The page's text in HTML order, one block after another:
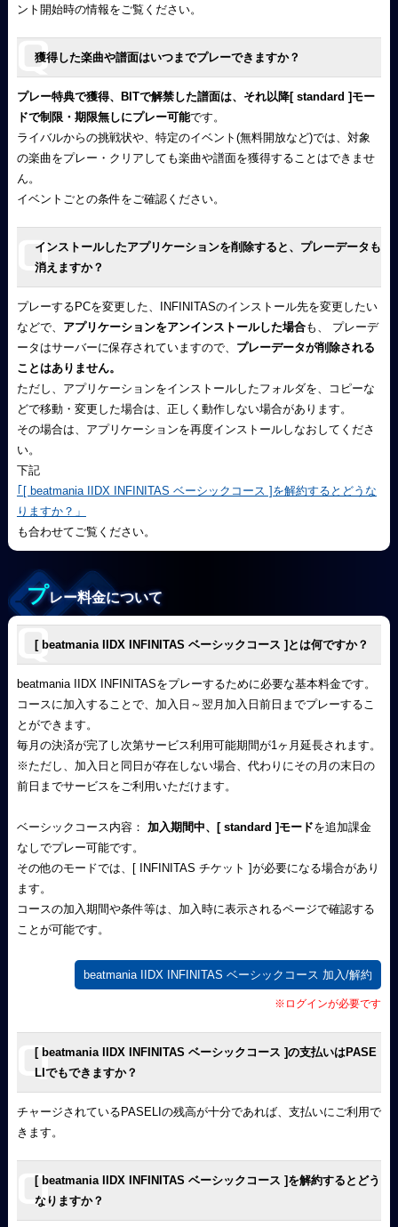
ント開始時の情報をご覧ください。
獲得した楽曲や譜面はいつまでプレーできますか？
プレー特典で獲得、BITで解禁した譜面は、それ以降[ standard ]モー
ドで制限・期限無しにプレー可能です。
ライバルからの挑戦状や、特定のイベント(無料開放など)では、対象
の楽曲をプレー・クリアしても楽曲や譜面を獲得することはできませ
ん。
イベントごとの条件をご確認ください。
インストールしたアプリケーションを削除すると、プレーデータも
消えますか？
プレーするPCを変更した、INFINITASのインストール先を変更したい
などで、 アプリケーションをアンインストールした場合も、 プレーデ
ータはサーバーに保存されていますので、 プレーデータが削除される
ことはありません。
ただし、アプリケーションをインストールしたフォルダを、コピーな
どで移動・変更した場合は、正しく動作しない場合があります。
その場合は、アプリケーションを再度インストールしなおしてくださ
い。
下記
｢[ beatmania IIDX INFINITAS ベーシックコース ]を解約するとどうな
りますか？」
も合わせてご覧ください。
プレー料金について
[ beatmania IIDX INFINITAS ベーシックコース ]とは何ですか？
beatmania IIDX INFINITASをプレーするために必要な基本料金です。
コースに加入することで、加入日～翌月加入日前日までプレーするこ
とができます。
毎月の決済が完了し次第サービス利用可能期間が1ヶ月延長されます。
※ただし、加入日と同日が存在しない場合、代わりにその月の末日の
前日までサービスをご利用いただけます。
ベーシックコース内容： 加入期間中、[ standard ]モードを追加課金
なしでプレー可能です。
その他のモードでは、[ INFINITAS チケット ]が必要になる場合があり
ます。
コースの加入期間や条件等は、加入時に表示されるページで確認する
ことが可能です。
beatmania IIDX INFINITAS ベーシックコース 加入/解約
※ログインが必要です
[ beatmania IIDX INFINITAS ベーシックコース ]の支払いはPASE
LIでもできますか？
チャージされているPASELIの残高が十分であれば、支払いにご利用で
きます。
[ beatmania IIDX INFINITAS ベーシックコース ]を解約するとどう
なりますか？